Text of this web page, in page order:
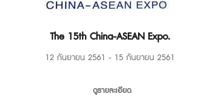
The 15th China-ASEAN Expo.
12 กันยายน 2561 - 15 กันยายน 2561
ดูรายละเอียด